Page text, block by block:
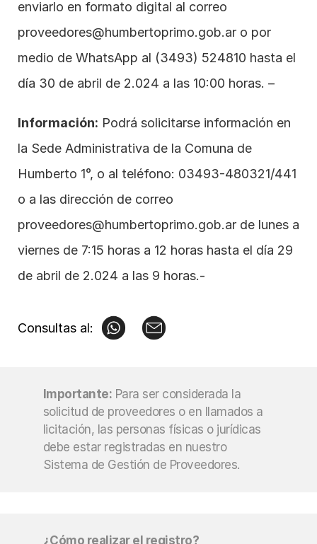
proveedores@humbertoprimo.gob.ar o por
medio de WhatsApp al (3493) 524810 hasta el
día 30 de abril de 2.024 a las 10:00 horas. –
Información: Podrá solicitarse información en
la Sede Administrativa de la Comuna de
Humberto 1°, o al teléfono: 03493-480321/441
proveedores@humbertoprimo.gob.ar de lunes a
viernes de 7:15 horas a 12 horas hasta el día 29
de abril de 2.024 a las 9 horas.-
Consultas al:
Importante: Para ser considerada la
solicitud de proveedores o en llamados a
licitación, las personas físicas o jurídicas
debe estar registradas en nuestro
Sistema de Gestión de Proveedores.
¿Cómo realizar el registro?